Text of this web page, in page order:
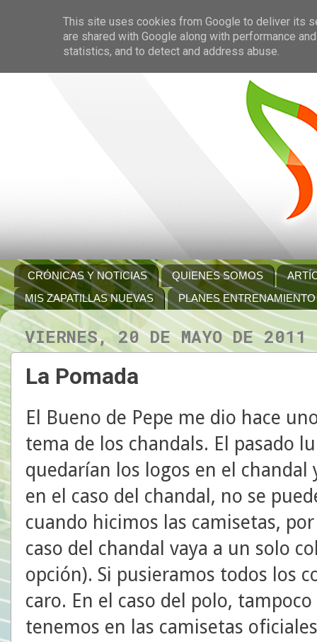
CRÓNICAS Y NOTICIAS QUIENES SOMOS
MIS ZAPATILLAS NUEVAS
PLANES ENTRENAMIENTO
VIERNES, 20 DE MAYO DE 2011
La Pomada
El Bueno de Pepe me dio hace
tema de los chandals. El pasado
quedarían los logos en el
en el caso del chandal, no se
cuando hicimos las camisetas,
caso del chandal vaya a un solo
opción). Si pusieramos todos los
caro. En el caso del polo,
tenemos en las camisetas
This site uses cookies from Google to deliver its
are shared with Google along with performance
statistics, and to detect and address abuse.